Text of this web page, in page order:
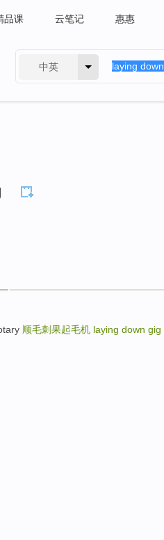
品课 云笔记 惠惠
中英
顺毛刺果起毛机 laying down gig